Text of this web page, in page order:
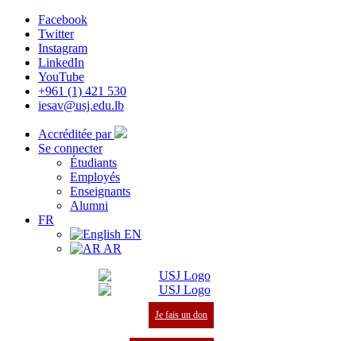
Facebook
Twitter
Instagram
LinkedIn
YouTube
+961 (1) 421 530
iesav@usj.edu.lb
Accréditée par
Se connecter
Étudiants
Employés
Enseignants
Alumni
FR
EN
AR
Je fais un don